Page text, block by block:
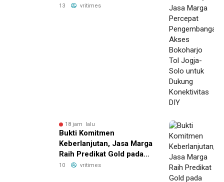
Pengembangan Akses
13 vritimes
18 jam lalu
Bukti Komitmen
Keberlanjutan, Jasa Marga
Raih Predikat Gold pada
6th TJSL & CSR Award
10 vritimes